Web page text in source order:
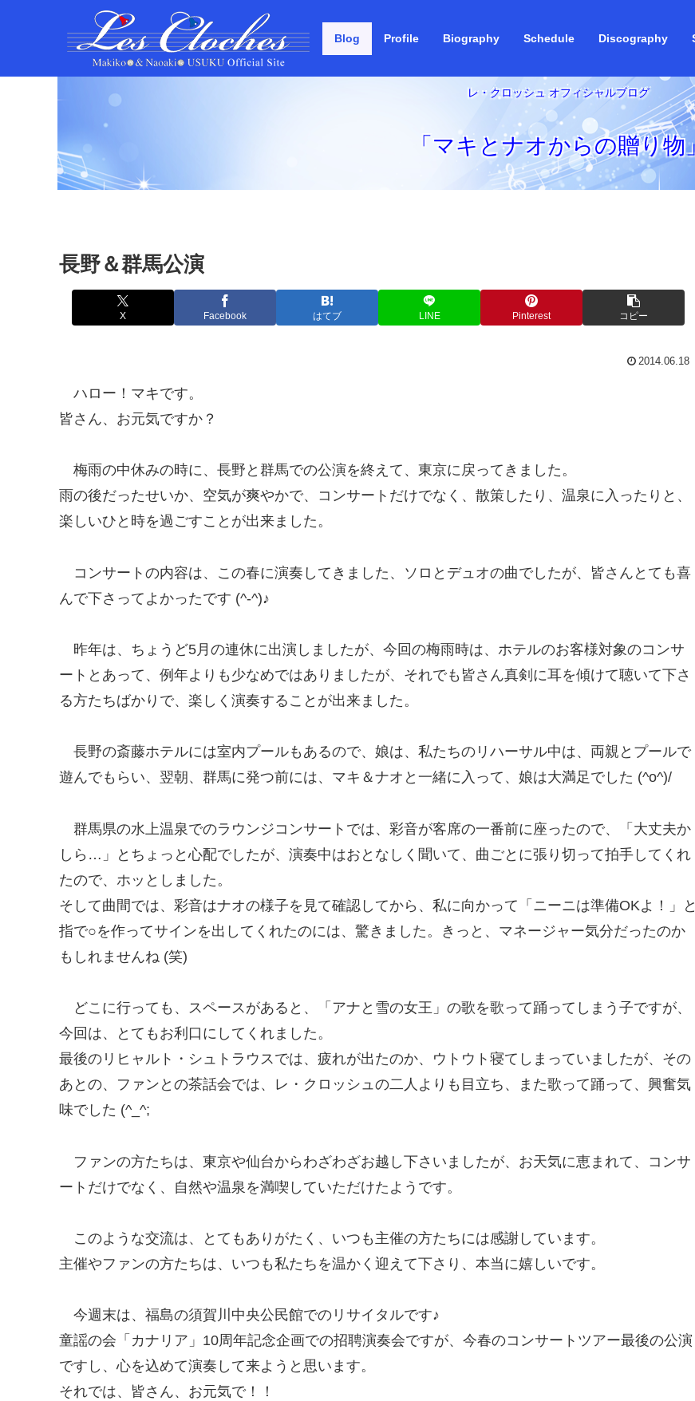
Blog Profile Biography Schedule Discography
レ・クロッシュ オフィシャルブログ
「マキとナオからの贈り物
長野＆群馬公演
X Facebook はてブ LINE Pinterest コピー
2014.06.18
ハロー！マキです。
皆さん、お元気ですか？
梅雨の中休みの時に、長野と群馬での公演を終えて、東京に戻ってきました。
雨の後だったせいか、空気が爽やかで、コンサートだけでなく、散策したり、温泉に入ったりと、
楽しいひと時を過ごすことが出来ました。
コンサートの内容は、この春に演奏してきました、ソロとデュオの曲でしたが、皆さんとても喜
んで下さってよかったです (^-^)♪
昨年は、ちょうど5月の連休に出演しましたが、今回の梅雨時は、ホテルのお客様対象のコンサ
ートとあって、例年よりも少なめではありましたが、それでも皆さん真剣に耳を傾けて聴いて下さ
る方たちばかりで、楽しく演奏することが出来ました。
長野の斎藤ホテルには室内プールもあるので、娘は、私たちのリハーサル中は、両親とプールで
遊んでもらい、翌朝、群馬に発つ前には、マキ＆ナオと一緒に入って、娘は大満足でした (^o^)/
群馬県の水上温泉でのラウンジコンサートでは、彩音が客席の一番前に座ったので、「大丈夫か
しら…」とちょっと心配でしたが、演奏中はおとなしく聞いて、曲ごとに張り切って拍手してくれ
たので、ホッとしました。
そして曲間では、彩音はナオの様子を見て確認してから、私に向かって「ニーニは準備OKよ！」と
指で○を作ってサインを出してくれたのには、驚きました。きっと、マネージャー気分だったのか
もしれませんね (笑)
どこに行っても、スペースがあると、「アナと雪の女王」の歌を歌って踊ってしまう子ですが、
今回は、とてもお利口にしてくれました。
最後のリヒャルト・シュトラウスでは、疲れが出たのか、ウトウト寝てしまっていましたが、その
あとの、ファンとの茶話会では、レ・クロッシュの二人よりも目立ち、また歌って踊って、興奮気
味でした (^_^;
ファンの方たちは、東京や仙台からわざわざお越し下さいましたが、お天気に恵まれて、コンサ
ートだけでなく、自然や温泉を満喫していただけたようです。
このような交流は、とてもありがたく、いつも主催の方たちには感謝しています。
主催やファンの方たちは、いつも私たちを温かく迎えて下さり、本当に嬉しいです。
今週末は、福島の須賀川中央公民館でのリサイタルです♪
童謡の会「カナリア」10周年記念企画での招聘演奏会ですが、今春のコンサートツアー最後の公演
ですし、心を込めて演奏して来ようと思います。
それでは、皆さん、お元気で！！